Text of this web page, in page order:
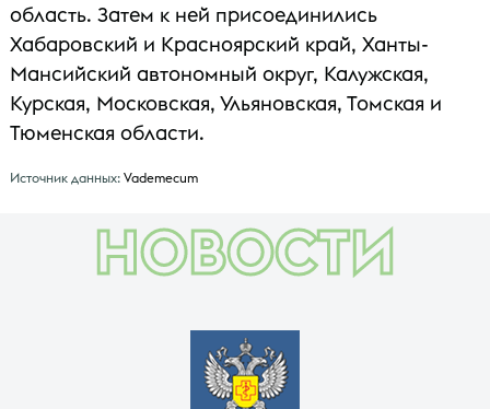
область. Затем к ней присоединились
Хабаровский и Красноярский край, Ханты-
Мансийский автономный округ, Калужская,
Курская, Московская, Ульяновская, Томская и
Тюменская области.
Источник данных: Vademecum
НОВОСТИ